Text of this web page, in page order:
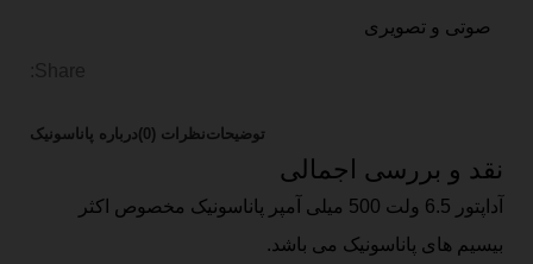
صوتی و تصویری
توضیحاتنظرات (0) درباره پاناسونیک
نقد و بررسی اجمالی
آداپتور 6.5 ولت 500 میلی آمپر پاناسونیک مخصوص اکثر
بیسیم های پاناسونیک می باشد.